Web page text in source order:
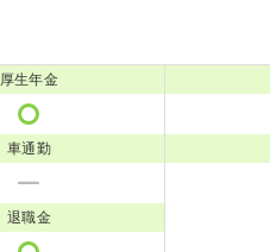
厚生年金
車通勤
退職金